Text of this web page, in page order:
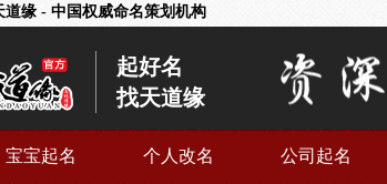
道缘 - 中国权威命名策划机构
起好名
找天道缘
宝宝起名 个人改名 公司起名